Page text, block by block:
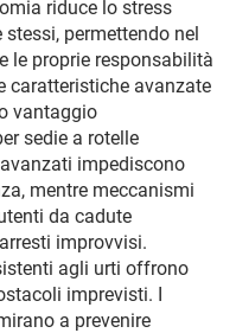
riduce lo stress
permettendo nel
le proprie responsabilità
caratteristiche avanzate
vantaggio
sedie a rotelle
impediscono
mentre meccanismi
da cadute
improvvisi.
agli urti offrono
imprevisti. I
a prevenire